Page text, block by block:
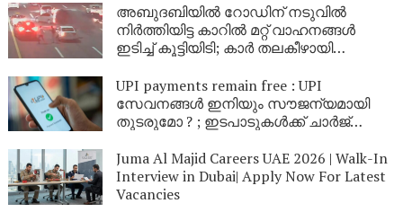
അബുദബിയിൽ റോഡിന് നടുവിൽ
നിർത്തിയിട്ട കാറിൽ മറ്റ് വാഹനങ്ങൾ
ഇടിച്ച് കൂട്ടിയിടി; കാർ തലകീഴായി
മുന്നറിയിപ്പുമായി പൊലിസ്
UPI payments remain free : UPI
സേവനങ്ങൾ ഇനിയും സൗജന്യമായി
തുടരുമോ ? ; ഇടപാടുകൾക്ക് ചാർജ്
വ്യക്തത വരുത്തിപെയ്മെന്റ്
കൗൺസിൽ ഓഫ് ഇന്ത്യ
Juma Al Majid Careers UAE 2026 | Walk-In
Interview in Dubai| Apply Now For Latest
Vacancies